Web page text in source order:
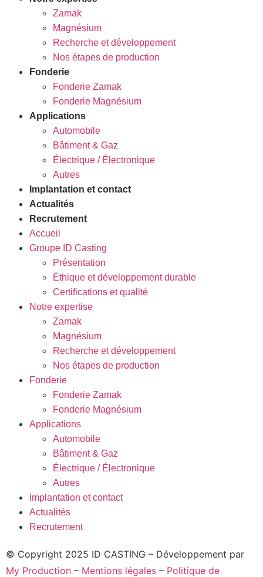
Zamak
Magnésium
Recherche et développement
Nos étapes de production
Fonderie
Fonderie Zamak
Fonderie Magnésium
Applications
Automobile
Bâtiment & Gaz
Électrique / Électronique
Autres
Implantation et contact
Actualités
Recrutement
Accueil
Groupe ID Casting
Présentation
Éthique et développement durable
Certifications et qualité
Notre expertise
Zamak
Magnésium
Recherche et développement
Nos étapes de production
Fonderie
Fonderie Zamak
Fonderie Magnésium
Applications
Automobile
Bâtiment & Gaz
Électrique / Électronique
Autres
Implantation et contact
Actualités
Recrutement
© Copyright 2025 ID CASTING – Développement par
My Production – Mentions légales – Politique de